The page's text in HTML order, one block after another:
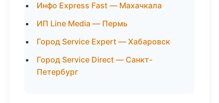
Инфо Express Fast — Махачкала
ИП Line Media — Пермь
Город Service Expert — Хабаровск
Город Service Direct — Санкт-
Петербург